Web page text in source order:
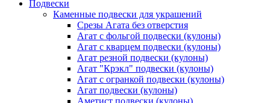
Подвески
Каменные подвески для украшений
Срезы Агата без отверстия
Агат с фольгой подвески (кулоны)
Агат с кварцем подвески (кулоны)
Агат резной подвески (кулоны)
Агат "Крэкл" подвески (кулоны)
Агат с огранкой подвески (кулоны)
Агат подвески (кулоны)